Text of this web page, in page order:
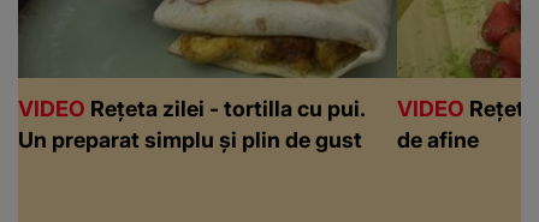
VIDEO Rețeta zilei - tortilla cu pui.
Un preparat simplu și plin de gust
VIDEO
de afine